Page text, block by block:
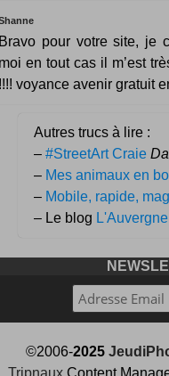
pour votre site, je
en tout cas il m’est
voyance avenir gratuit
Autres trucs à lire :
– #StreetArt Craie
– Mes animaux en
– Mobile, rapide,
– Le blog
©2006-2025
TripnauxContent